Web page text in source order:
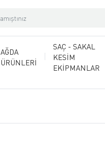
AĞDA
ÜRÜNLERİ
SAÇ - SAKAL
KESİM
EKİPMANLAR